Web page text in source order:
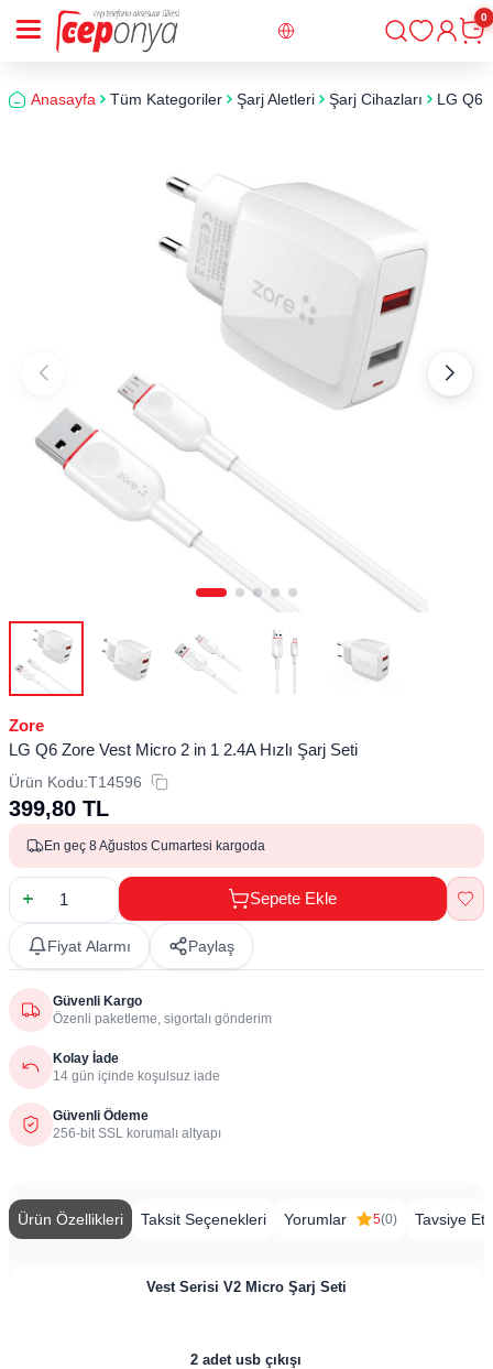
Giriş
0
Anasayfa Tüm Kategoriler Şarj Aletleri Şarj Cihazları LG Q6
Zore
LG Q6 Zore Vest Micro 2 in 1 2.4A Hızlı Şarj Seti
Ürün Kodu:T14596
399,80 TL
En geç 8 Ağustos Cumartesi kargoda
Sepete Ekle
Fiyat Alarmı Paylaş
Güvenli Kargo
Özenli paketleme, sigortalı gönderim
Kolay İade
14 gün içinde koşulsuz iade
Güvenli Ödeme
256-bit SSL korumalı altyapı
Ürün Özellikleri Taksit Seçenekleri Yorumlar 5(0) Tavsiye Et
Vest Serisi V2 Micro Şarj Seti
2 adet usb çıkışı